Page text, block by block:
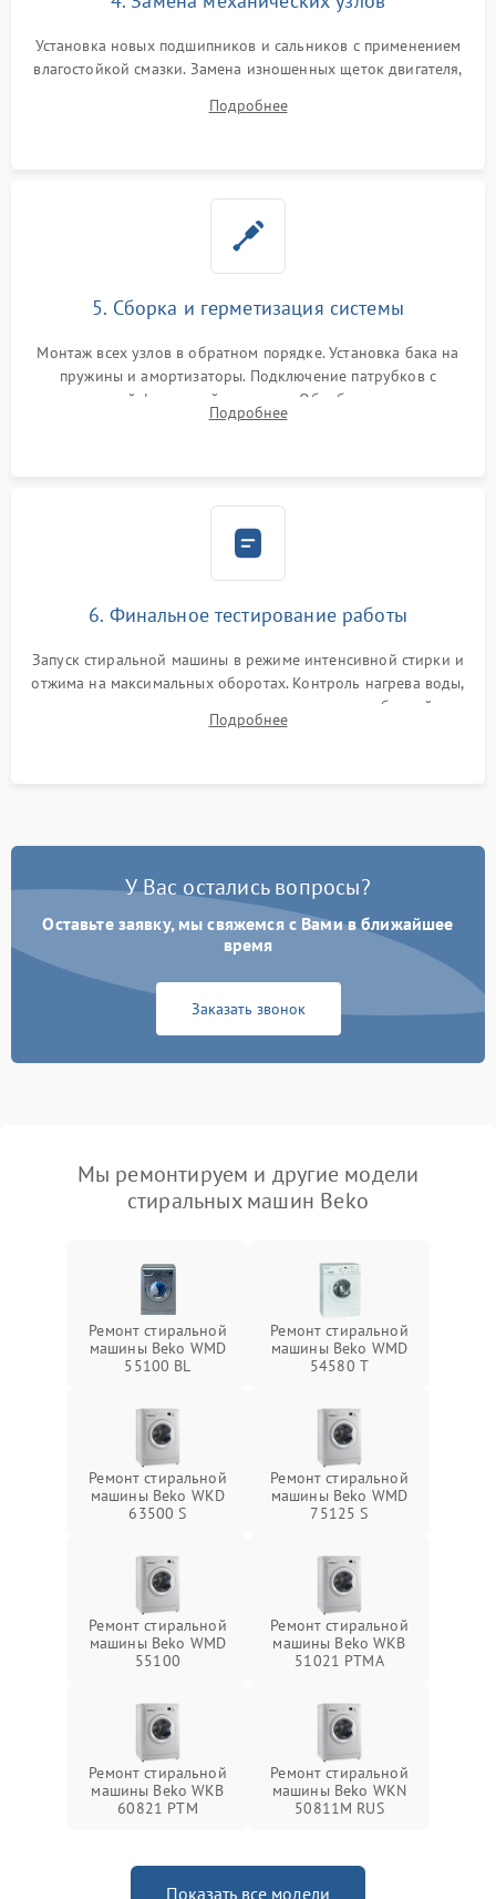
Установка новых подшипников и сальников с применением
влагостойкой смазки. Замена изношенных щеток двигателя,
или поврежденной резиновой манжеты.
Подробнее
5. Сборка и герметизация системы
Монтаж всех узлов в обратном порядке. Установка бака на
пружины и амортизаторы. Подключение патрубков с
надежной фиксацией хомутами. Обработка стыков
герметиком для предотвращения возможных протечек воды.
Подробнее
6. Финальное тестирование работы
Запуск стиральной машины в режиме интенсивной стирки и
отжима на максимальных оборотах. Контроль нагрева воды,
корректности слива, отсутствия излишних вибраций,
посторонних стуков и протечек под корпусом.
Подробнее
У Вас остались вопросы?
Оставьте заявку, мы свяжемся с Вами в ближайшее
время
Заказать звонок
Мы ремонтируем и другие модели
стиральных машин Beko
Ремонт стиральной
машины Beko WMD
55100 BL
Ремонт стиральной
машины Beko WMD
54580 T
Ремонт стиральной
машины Beko WKD
63500 S
Ремонт стиральной
машины Beko WMD
75125 S
Ремонт стиральной
машины Beko WMD
55100
Ремонт стиральной
машины Beko WKB
51021 PTМА
Ремонт стиральной
машины Beko WKB
60821 PTМ
Ремонт стиральной
машины Beko WKN
50811M RUS
Показать все модели